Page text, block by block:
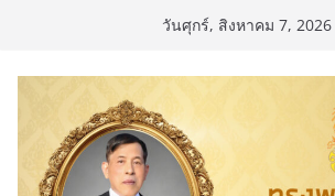
content
วันศุกร์, สิงหาคม 7, 2026